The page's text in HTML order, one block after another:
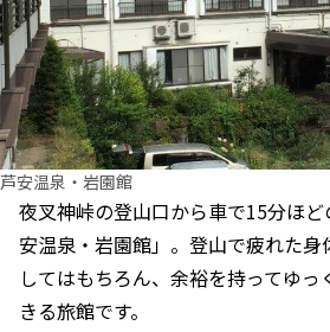
芦安温泉・岩園館
夜叉神峠の登山口から車で15分ほ
安温泉・岩園館」。登山で疲れた身
してはもちろん、余裕を持ってゆ
きる旅館です。